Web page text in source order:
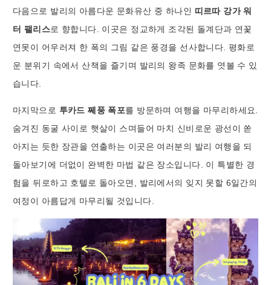
다음으로 발리의 아름다운 문화유산 중 하나인 띠르따 강가 워
터 팰리스로 향합니다. 이곳은 정교하게 조각된 돌계단과 연꽃
연못이 어우러져 한 폭의 그림 같은 풍경을 선사합니다. 평화로
운 분위기 속에서 산책을 즐기며 발리의 왕족 문화를 엿볼 수 있
습니다.
마지막으로 투카드 쩨풍 폭포를 방문하며 여행을 마무리하세요.
숨겨진 동굴 사이로 햇살이 스며들어 마치 신비로운 광선이 쏟
아지는 듯한 장관을 연출하는 이곳은 여러분의 발리 여행을 되
돌아보기에 더없이 완벽한 마법 같은 장소입니다. 이 특별한 경
험을 뒤로하고 호텔로 돌아오면, 발리에서의 잊지 못할 6일간의
여정이 아름답게 마무리될 것입니다.